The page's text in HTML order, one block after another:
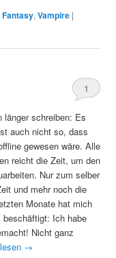
Fantasy,Vampire |
1
länger schreiben: Es
auch nicht so, dass
gewesen wäre. Alle
reicht die Zeit, um den
Nur zum selber
und mehr noch die
Monate hat mich
beschäftigt: Ich habe
Nicht ganz
→